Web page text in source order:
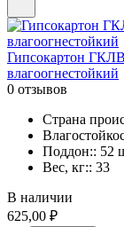
Гипсокартон
влагоогнестойкий
0 отзывов
Страна
Поддон:: 52
Вес, кг:: 33
В наличии
625,00 ₽